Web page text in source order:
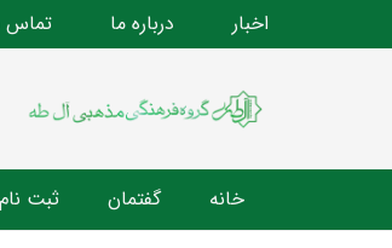
اخبار درباره ما تماس
خانه گفتمان ثبت نام